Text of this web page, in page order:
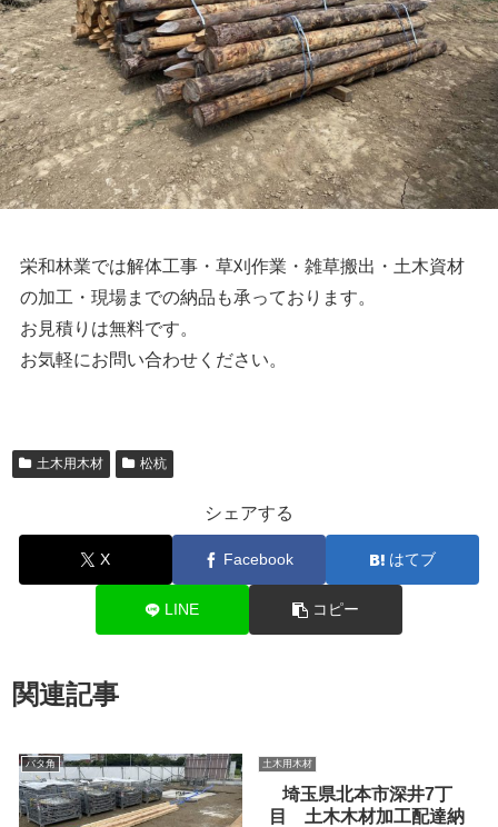
栄和林業では解体工事・草刈作業・雑草搬出・土木資材
の加工・現場までの納品も承っております。
お見積りは無料です。
お気軽にお問い合わせください。
土木用木材 松杭
シェアする
X Facebook はてブ
LINE コピー
関連記事
バタ角 土木用木材
埼玉県北本市深井7丁
目 土木木材加工配達納